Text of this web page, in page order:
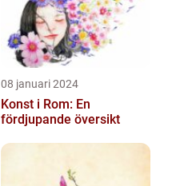
08 januari 2024
Konst i Rom: En
fördjupande översikt